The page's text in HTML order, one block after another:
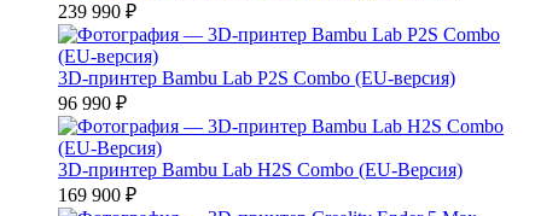
239 990 ₽
3D-принтер Bambu Lab P2S Combo (EU-версия)
96 990 ₽
3D-принтер Bambu Lab H2S Combo (EU-Версия)
169 900 ₽